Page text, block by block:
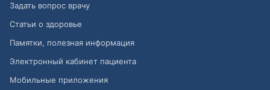
Задать вопрос врачу
Статьи о здоровье
Памятки, полезная информация
Электронный кабинет пациента
Мобильные приложения